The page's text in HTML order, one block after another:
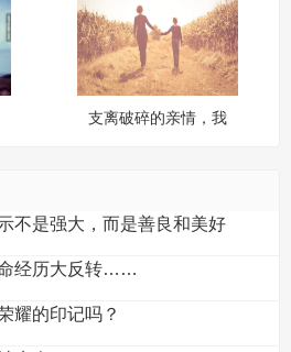
支离破碎的亲情，我
不是强大，而是善良和美好
经历大反转……
耀的印记吗？